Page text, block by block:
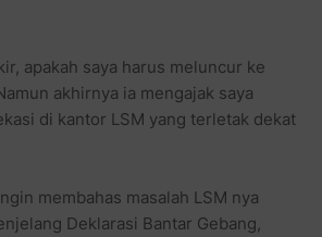
apakah saya harus meluncur ke
akhirnya ia mengajak saya
di kantor LSM yang terletak dekat
membahas masalah LSM nya
Deklarasi Bantar Gebang,